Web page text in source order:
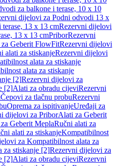
za balkone i terase, 10 x 10
dijelovi za Podni odvodi 13 x
13 x 13 cmRezervni dijelovi
13 x 13 cmPriborRezervni
Geberit FlowFitRezervni dijelovi
alati za stiskanjeRezervni dijelovi
alata za stiskanje
alata za stiskanje
[2]Rezervni dijelovi za
[2]Alati za obradu cijeviRezervni
Čepovi za tlačnu probuRezervni
Oprema za ispitivanjeUređaji za
dijelovi za PriborAlati za Geberit
Geberit MeplaRučni alati za
alati za stiskanjeKompatibilnost
za Kompatibilnost alata za
za stiskanje [2]Rezervni dijelovi za
[2]Alati za obradu cijeviRezervni